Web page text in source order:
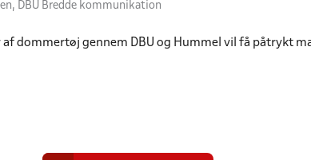
DBU Bredde kommunikation
af dommertøj gennem DBU og Hummel vil få påtrykt